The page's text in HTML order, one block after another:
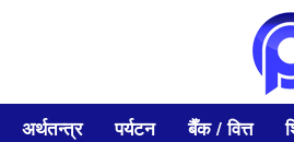
अर्थतन्त्र पर्यटन बैँक / वित्त